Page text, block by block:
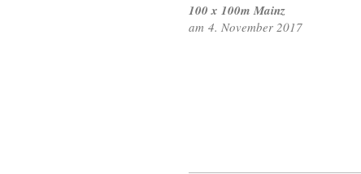
100 x 100m Mainz
am 4. November 2017